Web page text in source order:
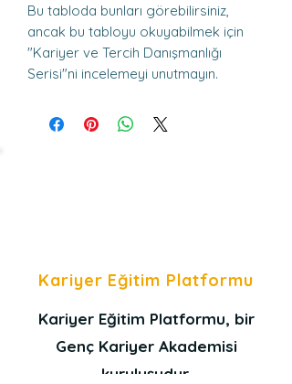
Bu tabloda bunları görebilirsiniz,
ancak bu tabloyu okuyabilmek için
"Kariyer ve Tercih Danışmanlığı
Serisi"ni incelemeyi unutmayın.
Kariyer Eğitim Platformu
Kariyer Eğitim Platformu, bir
Genç Kariyer Akademisi
kuruluşudur.